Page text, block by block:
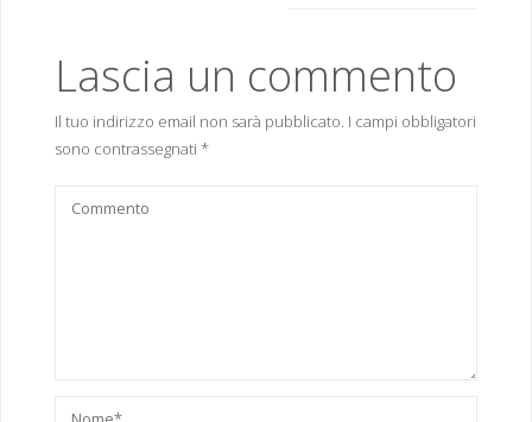
Lascia un commento
Il tuo indirizzo email non sarà pubblicato. I campi obbligatori
sono contrassegnati *